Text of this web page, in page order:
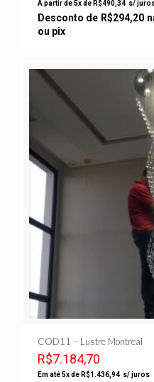
A partir de 5x de R$490,34 s/
Desconto de R$294,20
ou pix
COD11 – Lustre Montreal
R$7.184,70
Em até 5x de R$1.436,94 s/ juros